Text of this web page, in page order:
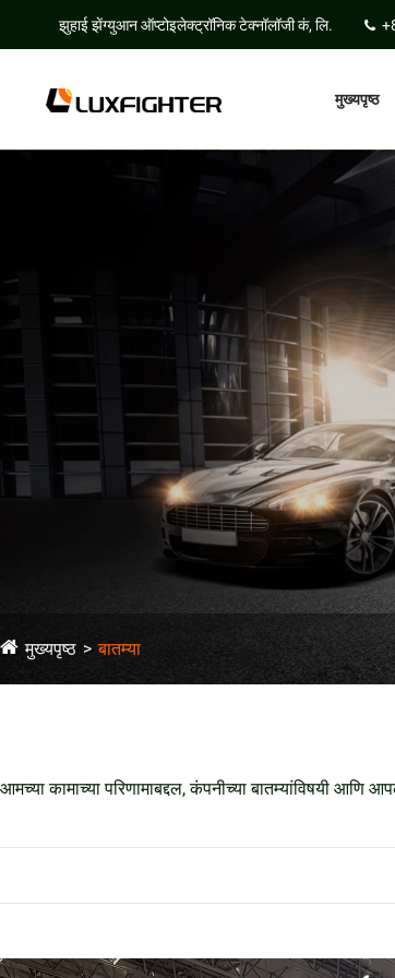
झुहाई झेंग्युआन ऑप्टोइलेक्ट्रॉनिक टेक्नॉलॉजी कं, लि.
मुख्यपृष्ठ
मुख्यपृष्ठ बातम्या
आमच्या कामाच्या परिणामाबद्दल, कंपनीच्या बातम्यांविषयी